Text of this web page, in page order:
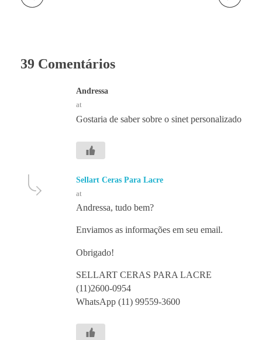
39 Comentários
Andressa
at
Gostaria de saber sobre o sinet personalizado
Sellart Ceras Para Lacre
at
Andressa, tudo bem?
Enviamos as informações em seu email.
Obrigado!
SELLART CERAS PARA LACRE
(11)2600-0954
WhatsApp (11) 99559-3600